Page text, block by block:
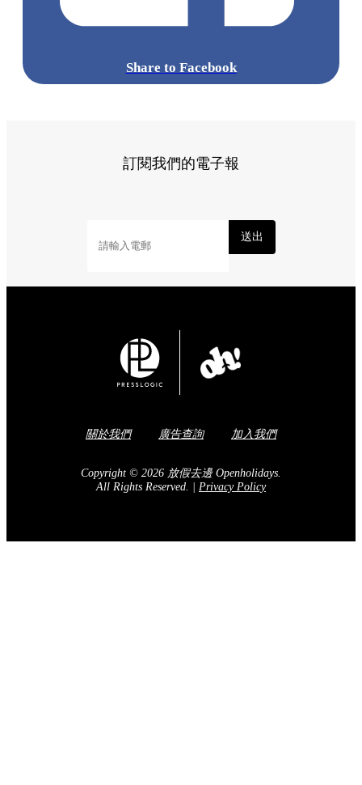
Share to Facebook
訂閱我們的電子報
送出
關於我們 廣告查詢 加入我們
Copyright © 2026 放假去邊 Openholidays.
All Rights Reserved. | Privacy Policy